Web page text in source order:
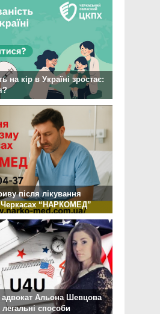
на кір в Україні зростає:
після лікування
Черкасах “НАРКОМЕД”
адвокат Альона Шевцова
способи